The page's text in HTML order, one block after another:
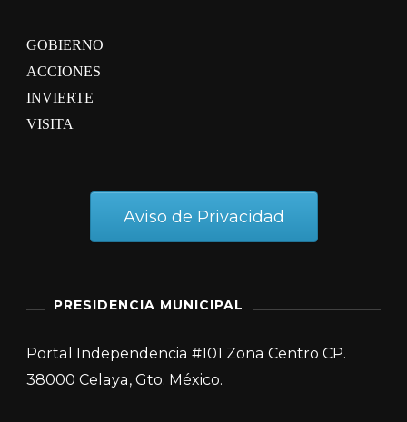
GOBIERNO
ACCIONES
INVIERTE
VISITA
Aviso de Privacidad
PRESIDENCIA MUNICIPAL
Portal Independencia #101 Zona Centro CP.
38000 Celaya, Gto. México.